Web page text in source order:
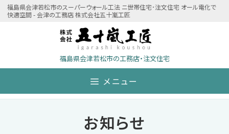
Skip福島県会津若松市のスーパーウォール工法 ニ世帯住宅･注文住宅 オール電化で
快適空間 - 会津の工務店 株式会社五十嵐工匠
福島県会津若松市の工務店・注文住宅
メニュー
お知らせ